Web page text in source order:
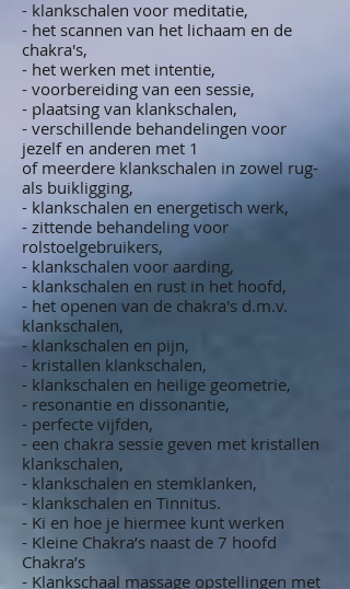
- klankschalen voor meditatie,
- het scannen van het lichaam en de
chakra's,
- het werken met intentie,
- voorbereiding van een sessie,
- plaatsing van klankschalen,
- verschillende behandelingen voor
jezelf en anderen met 1
of meerdere klankschalen in zowel rug-
als buikligging,
- klankschalen en energetisch werk,
- zittende behandeling voor
rolstoelgebruikers,
- klankschalen voor aarding,
- klankschalen en rust in het hoofd,
- het openen van de chakra's d.m.v.
klankschalen,
- klankschalen en pijn,
- kristallen klankschalen,
- klankschalen en heilige geometrie,
- resonantie en dissonantie,
- perfecte vijfden,
- een chakra sessie geven met kristallen
klankschalen,
- klankschalen en stemklanken,
- klankschalen en Tinnitus.
- Ki en hoe je hiermee kunt werken
- Kleine Chakra’s naast de 7 hoofd
Chakra’s
- Klankschaal massage opstellingen met